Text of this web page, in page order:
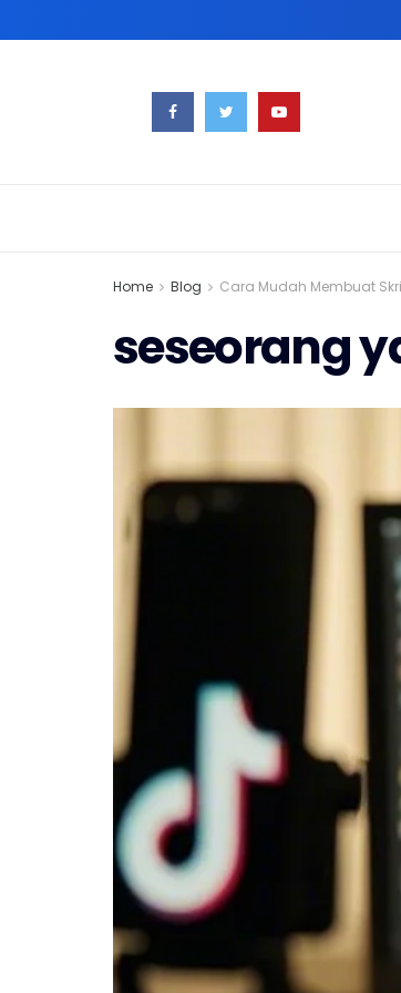
Home Blog Cara Mudah Membuat
seseorang